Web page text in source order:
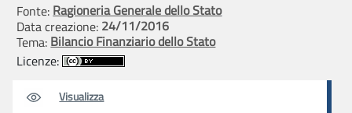
Fonte: Ragioneria Generale dello Stato
Data creazione: 24/11/2016
Tema: Bilancio Finanziario dello Stato
Licenze:
Visualizza